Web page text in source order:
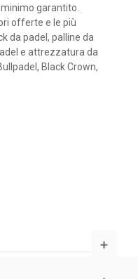
garantito.
offerte e le più
da padel, palline da
e attrezzatura da
Black Crown,